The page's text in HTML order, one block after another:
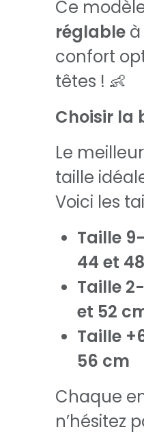
Ce
réglable
confort
têtes ! 👶
Choisir la
Le
taille
Voici les
Taille
44 et
Taille
et 52
Taille
56 cm
Chaque
n’hésitez